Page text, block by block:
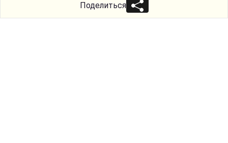
Поделиться